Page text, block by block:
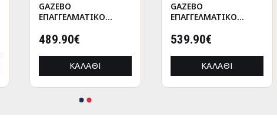
GAZEBO
ΕΠΑΓΓΕΛΜΑΤΙΚΟ
CRESSEN HM21098
ΑΛΟΥΜΙΝΙΟΥ
3x4,5x3,4Yμ
489.90€
ΚΑΛΆΘΙ
GAZEBO
ΕΠΑΓΓΕΛΜΑΤΙΚΟ
CRESSEN HM21098.01
ΑΛΟΥΜΙΝΙΟΥ
3x4,5x3,4Yμ
539.90€
ΚΑΛΆΘΙ